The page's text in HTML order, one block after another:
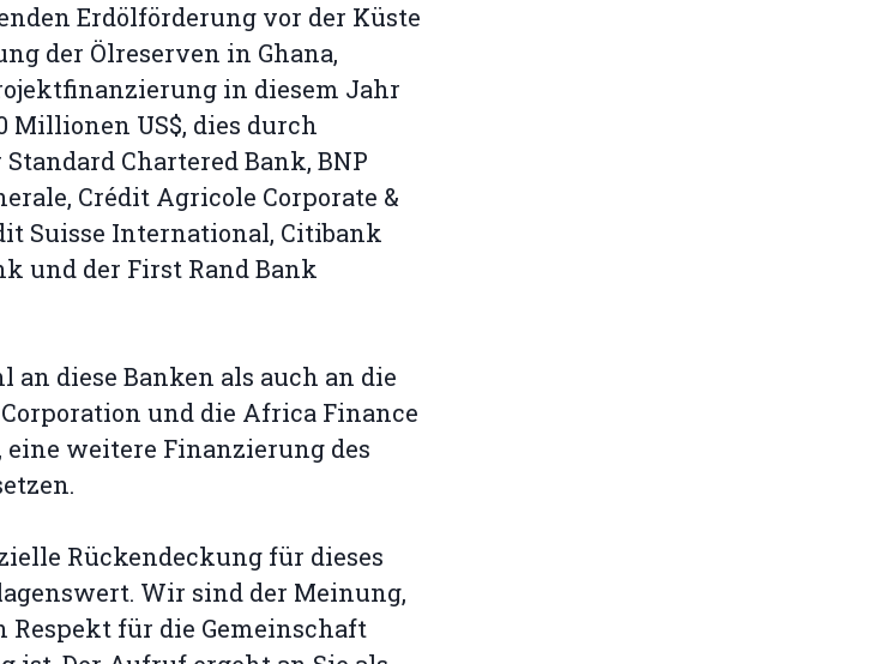
Erdölförderung vor der Küste
der Ölreserven in Ghana,
in diesem Jahr
Millionen US$, dies durch
Chartered Bank, BNP
Crédit Agricole Corporate &
Suisse International, Citibank
und der First Rand Bank
an diese Banken als auch an die
und die Africa Finance
weitere Finanzierung des
Rückendeckung für dieses
Wir sind der Meinung,
Respekt für die Gemeinschaft